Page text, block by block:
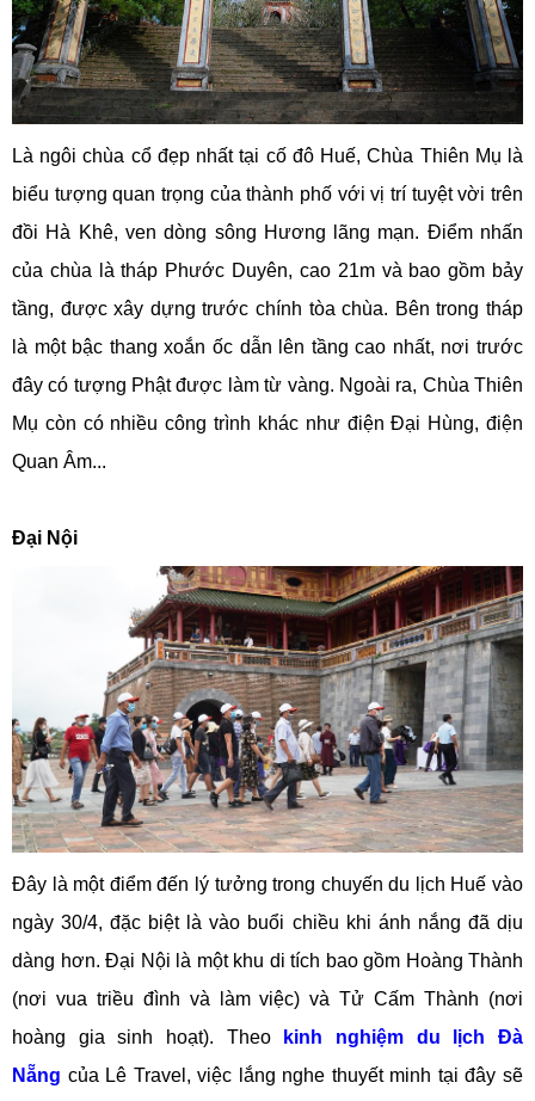
Là ngôi chùa cổ đẹp nhất tại cố đô Huế, Chùa Thiên Mụ là
biểu tượng quan trọng của thành phố với vị trí tuyệt vời trên
đồi Hà Khê, ven dòng sông Hương lãng mạn. Điểm nhấn
của chùa là tháp Phước Duyên, cao 21m và bao gồm bảy
tầng, được xây dựng trước chính tòa chùa. Bên trong tháp
là một bậc thang xoắn ốc dẫn lên tầng cao nhất, nơi trước
đây có tượng Phật được làm từ vàng. Ngoài ra, Chùa Thiên
Mụ còn có nhiều công trình khác như điện Đại Hùng, điện
Quan Âm...
Đại Nội
Đây là một điểm đến lý tưởng trong chuyến du lịch Huế vào
ngày 30/4, đặc biệt là vào buổi chiều khi ánh nắng đã dịu
dàng hơn. Đại Nội là một khu di tích bao gồm Hoàng Thành
(nơi vua triều đình và làm việc) và Tử Cấm Thành (nơi
hoàng gia sinh hoạt). Theo
kinh nghiệm du lịch Đà
Nẵng của Lê Travel, việc lắng nghe thuyết minh tại đây sẽ